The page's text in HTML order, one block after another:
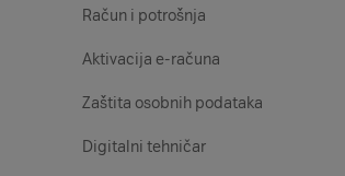
Račun i potrošnja
Aktivacija e-računa
Zaštita osobnih podataka
Digitalni tehničar